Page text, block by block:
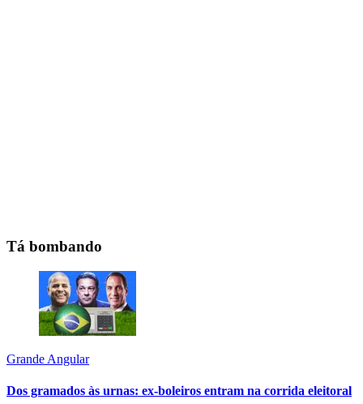
Tá bombando
Grande Angular
Dos gramados às urnas: ex-boleiros entram na corrida eleitoral